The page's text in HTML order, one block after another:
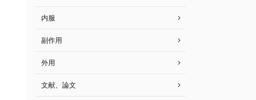
内服
副作用
外用
文献、論文